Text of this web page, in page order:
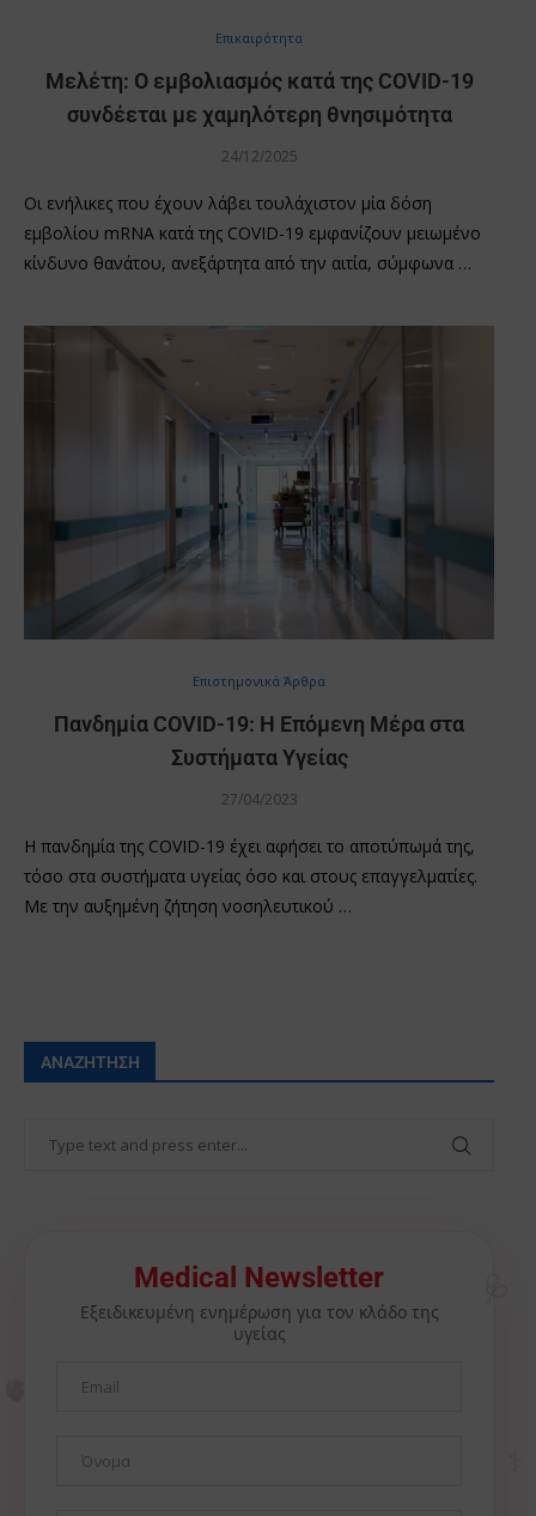
Επικαιρότητα
Μελέτη: Ο εμβολιασμός κατά της COVID-19
συνδέεται με χαμηλότερη θνησιμότητα
24/12/2025
Οι ενήλικες που έχουν λάβει τουλάχιστον μία δόση
εμβολίου mRNA κατά της COVID-19 εμφανίζουν μειωμένο
κίνδυνο θανάτου, ανεξάρτητα από την αιτία, σύμφωνα …
Επιστημονικά Άρθρα
Πανδημία COVID-19: Η Επόμενη Μέρα στα
Συστήματα Υγείας
27/04/2023
Η πανδημία της COVID-19 έχει αφήσει το αποτύπωμά της,
τόσο στα συστήματα υγείας όσο και στους επαγγελματίες.
Με την αυξημένη ζήτηση νοσηλευτικού …
ΑΝΑΖΉΤΗΣΗ
Medical Newsletter
Εξειδικευμένη ενημέρωση για τον κλάδο της
υγείας